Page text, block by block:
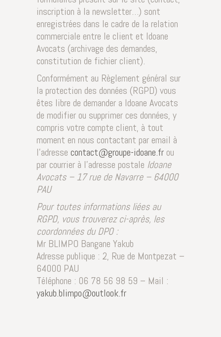
inscription à la newsletter…) sont
enregistrées dans le cadre de la relation
commerciale entre le client et Idoane
Avocats (archivage des demandes,
constitution de fichier client).
Conformément au Règlement général sur
la protection des données (RGPD) vous
êtes libre de demander a Idoane Avocats
de modifier ou supprimer ces données, y
compris votre compte client, à tout
moment en nous contactant par email à
l’adresse contact@groupe-idoane.fr ou
par courrier à l’adresse postale Idoane
Avocats – 17 rue de Navarre – 64000
PAU
Pour toutes informations liées au
RGPD, vous trouverez ci-après, les
coordonnées du DPO :
Mr BLIMPO Bangane Yakub
Adresse publique : 2, Rue de Montpezat –
64000 PAU
Téléphone : 06 78 56 98 59 – Mail :
yakub.blimpo@outlook.fr